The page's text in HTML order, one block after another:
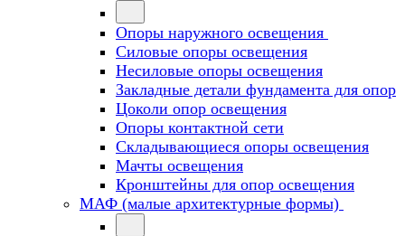
Опоры наружного освещения
Силовые опоры освещения
Несиловые опоры освещения
Закладные детали фундамента для опор
Цоколи опор освещения
Опоры контактной сети
Cкладывающиеся опоры освещения
Мачты освещения
Кронштейны для опор освещения
МАФ (малые архитектурные формы)